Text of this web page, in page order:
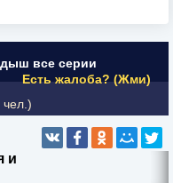
все серии
Есть жалоба? (Жми)
чел.)
и